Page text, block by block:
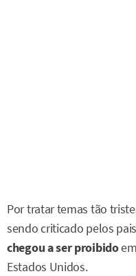
Por tratar temas tão
sendo criticado pelos
chegou a ser proibido
Estados Unidos.